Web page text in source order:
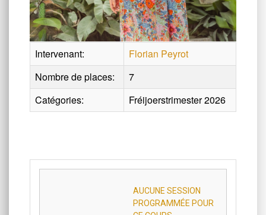
Intervenant:
Florian Peyrot
Nombre de places:
7
Catégories:
Fréijoerstrimester 2026
AUCUNE SESSION
PROGRAMMÉE POUR